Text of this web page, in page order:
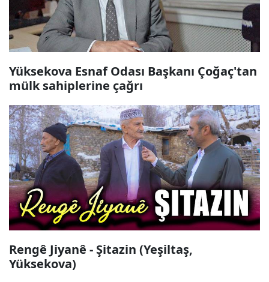
Yüksekova Esnaf Odası Başkanı Çoğaç'tan
mülk sahiplerine çağrı
Rengê Jiyanê - Şitazin (Yeşiltaş,
Yüksekova)